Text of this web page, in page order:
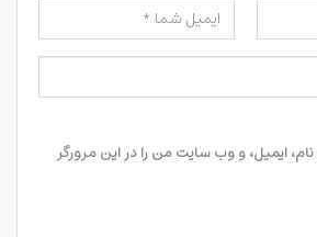
ایمیل، و وب سایت من را در این مرورگر